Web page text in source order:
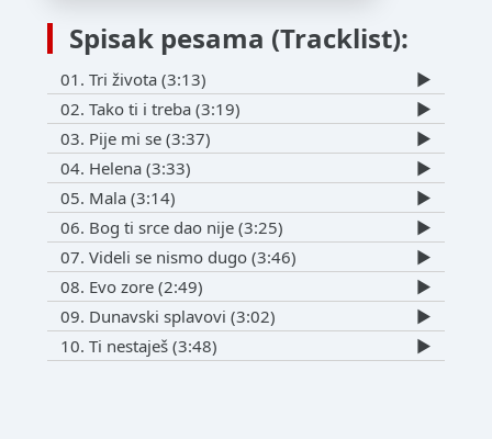
Spisak pesama (Tracklist):
01. Tri života (3:13)
▶️
02. Tako ti i treba (3:19)
▶️
03. Pije mi se (3:37)
▶️
04. Helena (3:33)
▶️
05. Mala (3:14)
▶️
06. Bog ti srce dao nije (3:25)
▶️
07. Videli se nismo dugo (3:46)
▶️
08. Evo zore (2:49)
▶️
09. Dunavski splavovi (3:02)
▶️
10. Ti nestaješ (3:48)
▶️